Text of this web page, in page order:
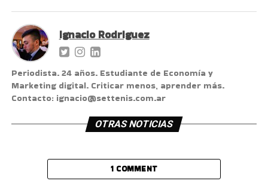
Ignacio Rodriguez
Periodista. 24 años. Estudiante de Economía y
Marketing digital. Criticar menos, aprender más.
Contacto: ignacio@settenis.com.ar
OTRAS NOTICIAS
1 COMMENT